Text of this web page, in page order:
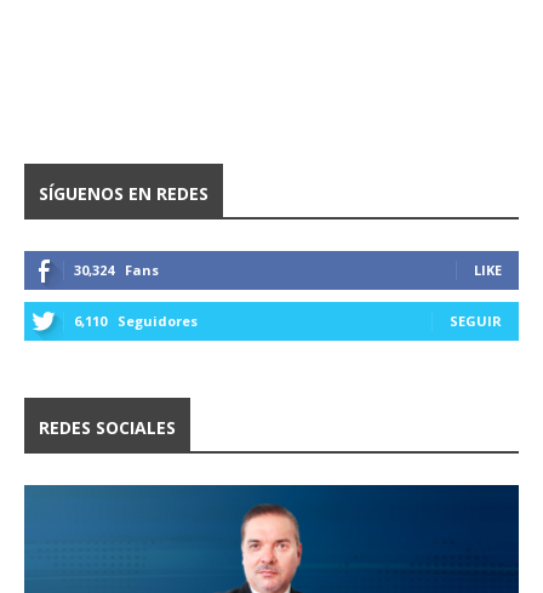
SÍGUENOS EN REDES
30,324 Fans LIKE
6,110 Seguidores SEGUIR
REDES SOCIALES